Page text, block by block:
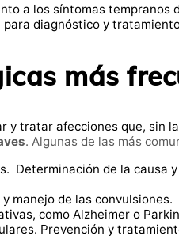
a los síntomas tempranos
diagnóstico y
más
y tratar afecciones que, sin
. Algunas de las más
Determinación de la causa
manejo de las convulsiones.
como Alzheimer o
Prevención y